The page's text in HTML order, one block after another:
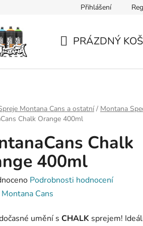
Přihlášení
PRÁZDNÝ
Montana Cans a ostatní / Montana
Chalk Orange 400ml
Chalk
400ml
Podrobnosti hodnocení
Montana Cans
umění s CHALK sprejem!